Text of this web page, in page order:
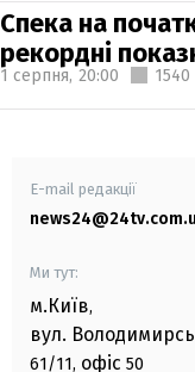
Спека на
рекордні
1 серпня, 20:00 1540
E-mail редакції
Ми тут:
м.Київ,
вул.
61/11, офіс 50